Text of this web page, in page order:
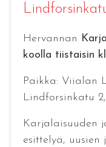
Hervannan
koolla tiistaisin
Paikka: Viialan
Lindforsinkatu
Karjalaisuuden
esittelyä, uusien